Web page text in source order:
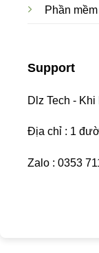
Phần
Support
Dlz Tech -
Địa chỉ : 1
Zalo : 0353